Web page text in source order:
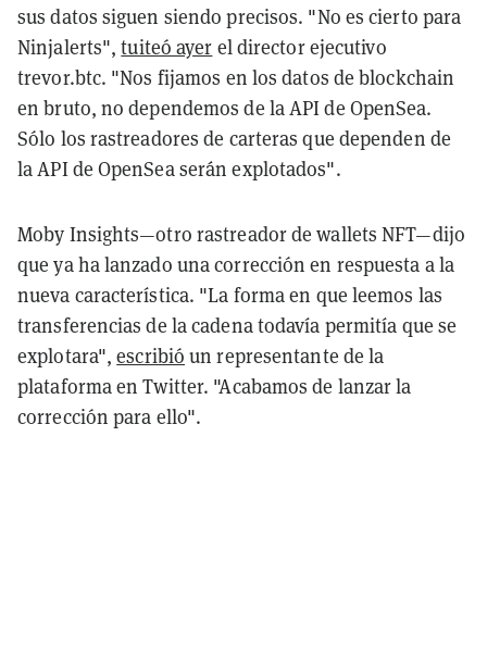
sus datos siguen siendo precisos. "No es cierto para
Ninjalerts",tuiteó ayer el director ejecutivo
trevor.btc. "Nos fijamos en los datos de blockchain
en bruto, no dependemos de la API de OpenSea.
Sólo los rastreadores de carteras que dependen de
la API de OpenSea serán explotados".
Moby Insights—otro rastreador de wallets NFT—dijo
que ya ha lanzado una corrección en respuesta a la
nueva característica. "La forma en que leemos las
transferencias de la cadena todavía permitía que se
explotara",escribió un representante de la
plataforma en Twitter. "Acabamos de lanzar la
corrección para ello".